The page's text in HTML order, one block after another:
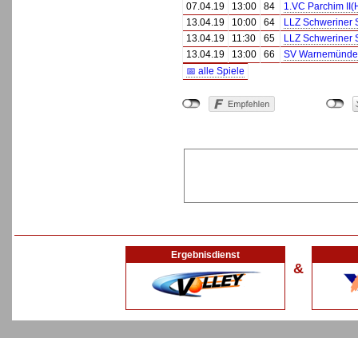
07.04.19
13:00 84
1.VC Parchim
13.04.19
10:00 64
LLZ Schweriner
13.04.19
11:30 65
LLZ Schweriner
13.04.19
13:00 66
SV
📅 alle Spiele
Ergebnisdienst
&